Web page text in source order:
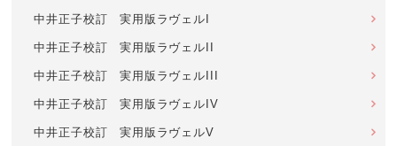
中井正子校訂 実用版ラヴェルI
中井正子校訂 実用版ラヴェルII
中井正子校訂 実用版ラヴェルIII
中井正子校訂 実用版ラヴェルIV
中井正子校訂 実用版ラヴェルV